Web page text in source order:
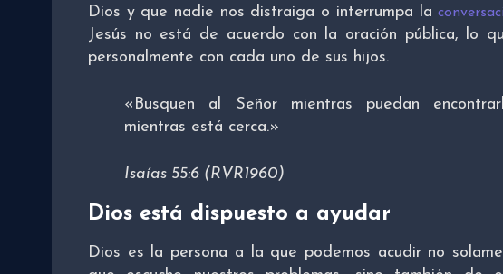
Dios y que nadie nos distraiga o interrumpa la
Jesús no está de acuerdo con la oración pública, lo
personalmente con cada uno de sus hijos.
«Busquen al Señor mientras puedan
mientras está cerca.»
Isaías 55:6 (RVR1960)
Dios está dispuesto a ayudar
Dios es la persona a la que podemos acudir no